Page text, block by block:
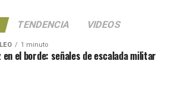
TENDENCIA VIDEOS
1 minuto
en el borde: señales de escalada militar